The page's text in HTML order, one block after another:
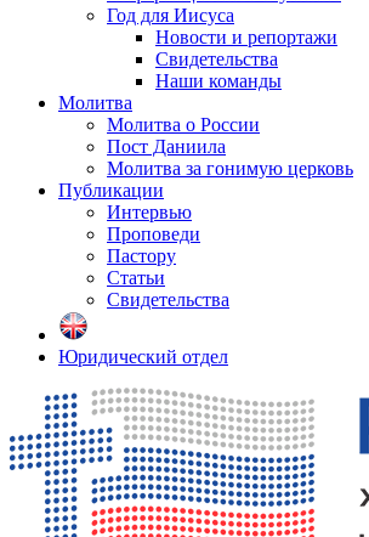
Год для Иисуса
Новости и репортажи
Свидетельства
Наши команды
Молитва
Молитва о России
Пост Даниила
Молитва за гонимую церковь
Публикации
Интервью
Проповеди
Пастору
Статьи
Свидетельства
Юридический отдел